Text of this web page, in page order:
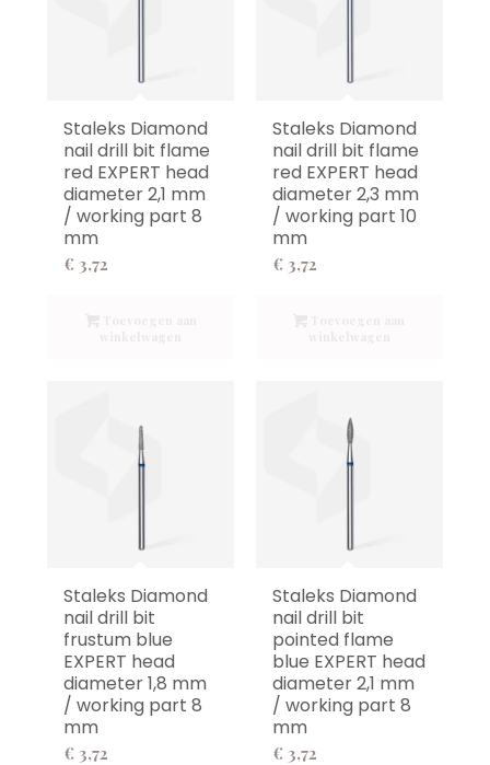
Staleks Diamond
nail drill bit flame
red EXPERT head
diameter 2,1 mm
/ working part 8
mm
€ 3,72
Staleks Diamond
nail drill bit flame
red EXPERT head
diameter 2,3 mm
/ working part 10
mm
€ 3,72
Staleks Diamond
nail drill bit
frustum blue
EXPERT head
diameter 1,8 mm
/ working part 8
mm
€ 3,72
Staleks Diamond
nail drill bit
pointed flame
blue EXPERT head
diameter 2,1 mm
/ working part 8
mm
€ 3,72